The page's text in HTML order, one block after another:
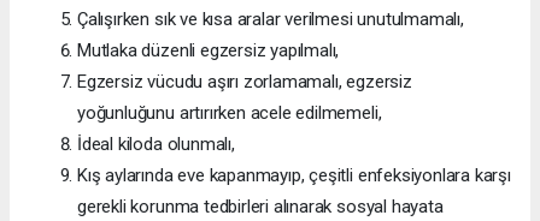
Çalışırken sık ve kısa aralar verilmesi unutulmamalı,
Mutlaka düzenli egzersiz yapılmalı,
Egzersiz vücudu aşırı zorlamamalı, egzersiz
yoğunluğunu artırırken acele edilmemeli,
İdeal kiloda olunmalı,
Kış aylarında eve kapanmayıp, çeşitli enfeksiyonlara karşı
gerekli korunma tedbirleri alınarak sosyal hayata